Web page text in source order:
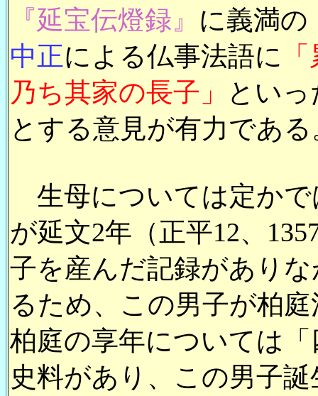
『延宝伝燈録』 に義満の
中正による仏事法語に
乃ち其家の長子」
とい
とする意見が有力である
生母については定かで
が延文2年（正平12、
子を産んだ記録があり
るため、この男子が柏
柏庭の享年については
史料があり、この男子